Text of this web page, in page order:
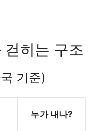
히는 구조
기준)
누가 내나?